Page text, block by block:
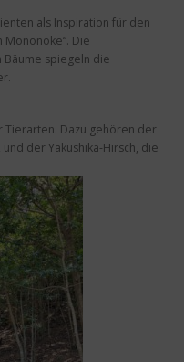
als Inspiration für den
Mononoke“. Die
Bäume spiegeln die
Tierarten. Dazu gehören der
der Yakushika-Hirsch, die